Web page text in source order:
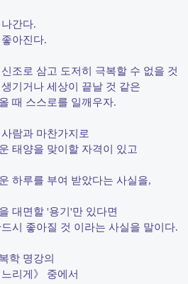
간다.
아진다.
조로 삼고 도저히 극복할 수 없을 것
기거나 세상이 끝날 것 같은
때 스스로를 일깨우자.
람과 마찬가지로
태양을 맞이할 자격이 있고
하루를 부여 받았다는 사실을,
대면할 '용기'만 있다면
시 좋아질 것 이라는 사실을 말이다.
학 명강의
느리게》 중에서